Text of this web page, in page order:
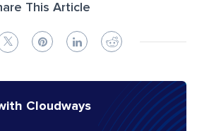
This Article
Cloudways